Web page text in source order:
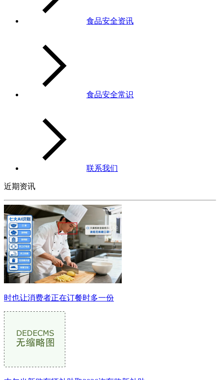
食品安全资讯
食品安全常识
联系我们
近期资讯
时也让消费者正在订餐时多一份